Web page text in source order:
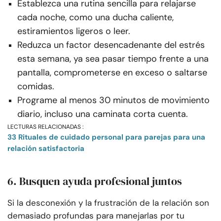
Establezca una rutina sencilla para relajarse
cada noche, como una ducha caliente,
estiramientos ligeros o leer.
Reduzca un factor desencadenante del estrés
esta semana, ya sea pasar tiempo frente a una
pantalla, comprometerse en exceso o saltarse
comidas.
Programe al menos 30 minutos de movimiento
diario, incluso una caminata corta cuenta.
LECTURAS RELACIONADAS :
33 Rituales de cuidado personal para parejas para una
relación satisfactoria
6. Busquen ayuda profesional juntos
Si la desconexión y la frustración de la relación son
demasiado profundas para manejarlas por tu